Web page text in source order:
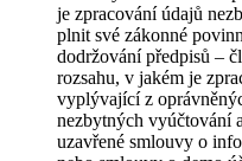
je zpracování údajů
plnit své zákonné
dodržování předpisů –
rozsahu, v jakém je
vyplývající z
nezbytných vyúčtování
uzavřené smlouvy o